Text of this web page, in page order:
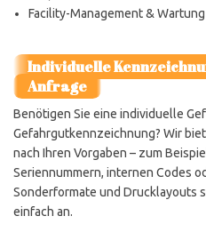
Facility-Management & Wartung
Individuelle
Anfrage
Benötigen Sie eine individuelle
Gefahrgutkennzeichnung? Wir
nach Ihren Vorgaben – zum
Seriennummern, internen Codes
Sonderformate und Drucklayouts
einfach an.